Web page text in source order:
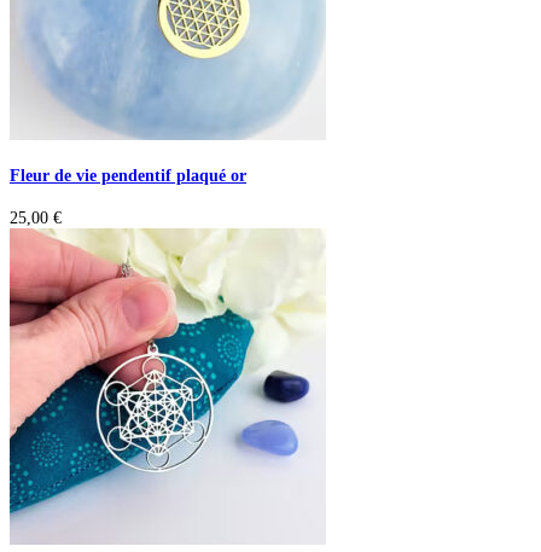
Fleur de vie pendentif plaqué or
25,00 €